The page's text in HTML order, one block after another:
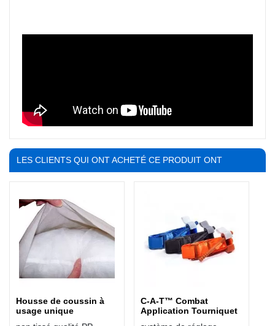
LES CLIENTS QUI ONT ACHETÉ CE PRODUIT ONT
Housse de coussin à
usage unique
C-A-T™ Combat
Application Tourniquet